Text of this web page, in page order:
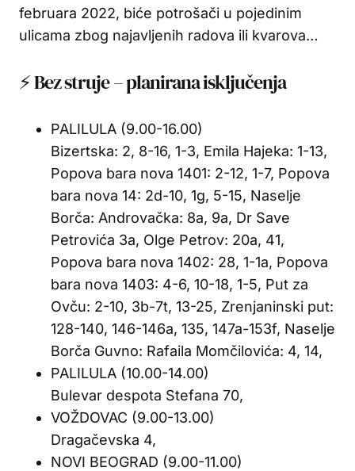
februara 2022, biće potrošači u pojedinim
ulicama zbog najavljenih radova ili kvarova…
⚡ Bez struje – planirana isključenja
PALILULA (9.00-16.00)
Bizertska: 2, 8-16, 1-3, Emila Hajeka: 1-13,
Popova bara nova 1401: 2-12, 1-7, Popova
bara nova 14: 2d-10, 1g, 5-15, Naselje
Borča: Androvačka: 8a, 9a, Dr Save
Petrovića 3a, Olge Petrov: 20a, 41,
Popova bara nova 1402: 28, 1-1a, Popova
bara nova 1403: 4-6, 10-18, 1-5, Put za
Ovču: 2-10, 3b-7t, 13-25, Zrenjaninski put:
128-140, 146-146a, 135, 147a-153f, Naselje
Borča Guvno: Rafaila Momčilovića: 4, 14,
PALILULA (10.00-14.00)
Bulevar despota Stefana 70,
VOŽDOVAC (9.00-13.00)
Dragačevska 4,
NOVI BEOGRAD (9.00-11.00)